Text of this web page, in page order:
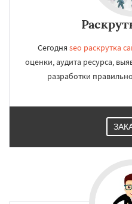
Сегодня seo раскрутка
оценки, аудита ресурса,
разработки